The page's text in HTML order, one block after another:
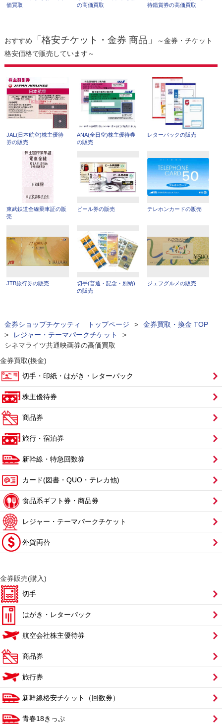
価買取
の高価買取
待鑑賞券の高価買取
おすすめ 「格安チケット・金券 商品」
～金券・チケット
格安価格で販売しています～
JAL(日本航空)株主優待
券の販売
ANA(全日空)株主優待券
の販売
レターパックの販売
東武鉄道全線乗車証の販
売
ビール券の販売 テレホンカードの販売
JTB旅行券の販売
切手(普通・記念・別納)
の販売
ジェフグルメの販売
金券ショップチケッティ トップページ >
金券買取・換金 TOP
>
レジャー・テーマパークチケット
>
シネマライツ共通映画券の高価買取
金券買取(換金)
切手・印紙・はがき・レターパック
株主優待券
商品券
旅行・宿泊券
新幹線・特急回数券
カード(図書・QUO・テレカ他)
食品系ギフト券・商品券
レジャー・テーマパークチケット
外貨両替
金券販売(購入)
切手
はがき・レターパック
航空会社株主優待券
商品券
旅行券
新幹線格安チケット（回数券）
青春18きっぷ